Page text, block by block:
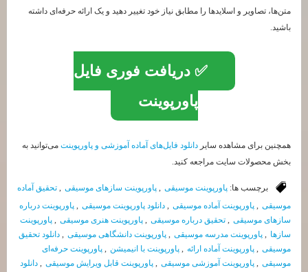
متن‌ها، تصاویر و اسلایدها را مطابق نیاز خود تغییر دهید و یک ارائه حرفه‌ای داشته
باشید.
✅ دریافت فوری فایل
پاورپوینت
همچنین برای مشاهده سایر دانلود فایل‌های آماده آموزشی و پاورپوینت می‌توانید به
بخش محصولات سایت مراجعه کنید.
برچسب ها: پاورپوینت موسیقی پاورپوینت سازهای موسیقی
تحقیق آماده
موسیقی , پاورپوینت آماده موسیقی , دانلود پاورپوینت موسیقی , پاورپوینت درباره
سازهای موسیقی , تحقیق درباره موسیقی , پاورپوینت هنری موسیقی , پاورپوینت
سازها , پاورپوینت مدرسه موسیقی , پاورپوینت دانشگاهی موسیقی , دانلود تحقیق
موسیقی , پاورپوینت آماده ارائه , پاورپوینت با انیمیشن , پاورپوینت حرفه‌ای
موسیقی , پاورپوینت آموزشی موسیقی , پاورپوینت قابل ویرایش موسیقی , دانلود